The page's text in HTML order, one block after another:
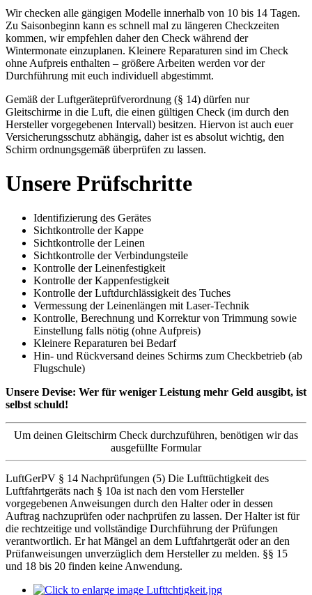
Wir checken alle gängigen Modelle innerhalb von 10 bis 14 Tagen.
Zu Saisonbeginn kann es schnell mal zu längeren Checkzeiten
kommen, wir empfehlen daher den Check während der
Wintermonate einzuplanen. Kleinere Reparaturen sind im Check
ohne Aufpreis enthalten – größere Arbeiten werden vor der
Durchführung mit euch individuell abgestimmt.
Gemäß der Luftgeräteprüfverordnung (§ 14) dürfen nur
Gleitschirme in die Luft, die einen gültigen Check (im durch den
Hersteller vorgegebenen Intervall) besitzen. Hiervon ist auch euer
Versicherungsschutz abhängig, daher ist es absolut wichtig, den
Schirm ordnungsgemäß überprüfen zu lassen.
Unsere Prüfschritte
Identifizierung des Gerätes
Sichtkontrolle der Kappe
Sichtkontrolle der Leinen
Sichtkontrolle der Verbindungsteile
Kontrolle der Leinenfestigkeit
Kontrolle der Kappenfestigkeit
Kontrolle der Luftdurchlässigkeit des Tuches
Vermessung der Leinenlängen mit Laser-Technik
Kontrolle, Berechnung und Korrektur von Trimmung sowie
Einstellung falls nötig (ohne Aufpreis)
Kleinere Reparaturen bei Bedarf
Hin- und Rückversand deines Schirms zum Checkbetrieb (ab
Flugschule)
Unsere Devise: Wer für weniger Leistung mehr Geld ausgibt, ist
selbst schuld!
Um deinen Gleitschirm Check durchzuführen, benötigen wir das
ausgefüllte Formular
LuftGerPV § 14 Nachprüfungen (5) Die Lufttüchtigkeit des
Luftfahrtgeräts nach § 10a ist nach den vom Hersteller
vorgegebenen Anweisungen durch den Halter oder in dessen
Auftrag nachzuprüfen oder nachprüfen zu lassen. Der Halter ist für
die rechtzeitige und vollständige Durchführung der Prüfungen
verantwortlich. Er hat Mängel an dem Luftfahrtgerät oder an den
Prüfanweisungen unverzüglich dem Hersteller zu melden. §§ 15
und 18 bis 20 finden keine Anwendung.